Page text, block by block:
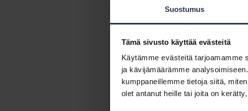
Suostumus
Tämä sivusto käyttää evästeitä
Käytämme evästeitä tarjoamamme
ja kävijämäärämme
kumppaneillemme tietoja siitä,
olet antanut heille tai joita on